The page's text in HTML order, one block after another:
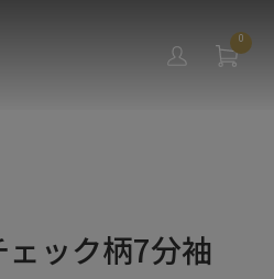
0
ック柄7分袖